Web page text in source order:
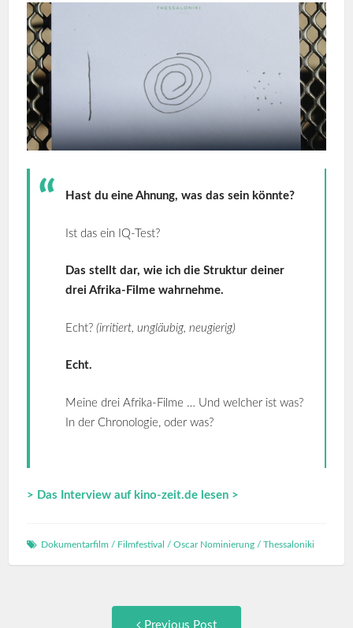
Hast du eine Ahnung, was das sein könnte?
Ist das ein IQ-Test?
Das stellt dar, wie ich die Struktur deiner
drei Afrika-Filme wahrnehme.
Echt? (irritiert, ungläubig, neugierig)
Echt.
Meine drei Afrika-Filme … Und welcher ist was?
In der Chronologie, oder was?
> Das Interview auf kino-zeit.de lesen >
Dokumentarfilm / Filmfestival / Oscar Nominierung/ Thessaloniki
Previous Post